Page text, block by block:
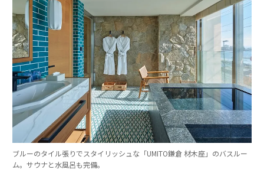
ブルーのタイル張りでスタイリッシュな「UMITO鎌倉 材木座」のバスルー
ム。サウナと水風呂も完備。